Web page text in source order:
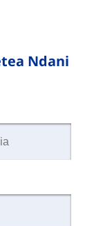
Ndani